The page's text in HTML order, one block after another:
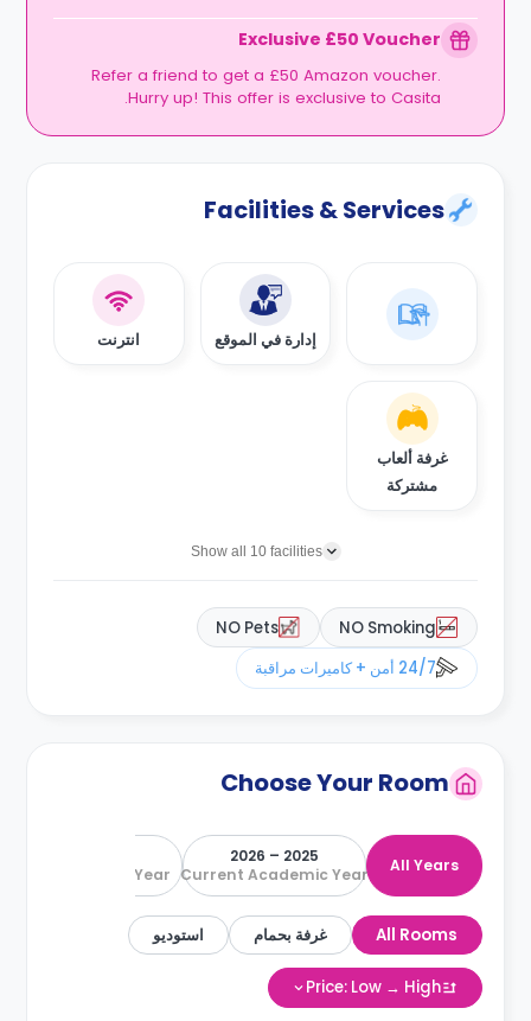
Exclusive £50 Voucher
Refer a friend to get a £50 Amazon voucher.
Hurry up! This offer is exclusive to Casita.
Facilities & Services
إدارة في الموقع انترنت
غرفة ألعاب
مشتركة
Show all 10 facilities
NO Smoking
NO Pets
24/7 أمن + كاميرات مراقبة
Choose Your Room
All Years
2025 – 2026
Current Academic Year
Next Academic Year
All Rooms غرفة بحمام استوديو
Price: Low → High